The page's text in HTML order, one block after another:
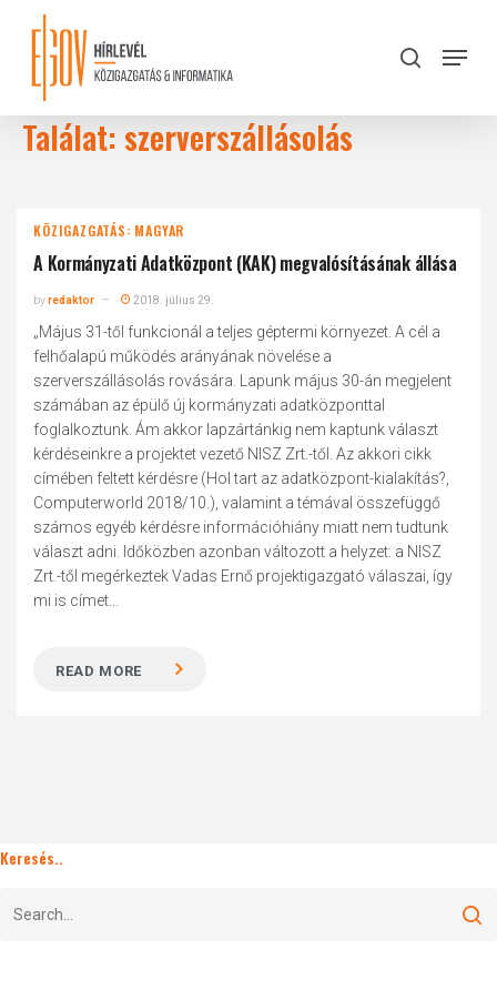
content
search
Menu
Találat: szerverszállásolás
KÖZIGAZGATÁS: MAGYAR
A Kormányzati Adatközpont (KAK) megvalósításának állása
byredaktor 2018. július 29.
„Május 31-től funkcionál a teljes géptermi környezet. A cél a
felhőalapú működés arányának növelése a
szerverszállásolás rovására. Lapunk május 30-án megjelent
számában az épülő új kormányzati adatközponttal
foglalkoztunk. Ám akkor lapzártánkig nem kaptunk választ
kérdéseinkre a projektet vezető NISZ Zrt.-től. Az akkori cikk
címében feltett kérdésre (Hol tart az adatközpont-kialakítás?,
Computerworld 2018/10.), valamint a témával összefüggő
számos egyéb kérdésre információhiány miatt nem tudtunk
választ adni. Időközben azonban változott a helyzet: a NISZ
Zrt.-től megérkeztek Vadas Ernő projektigazgató válaszai, így
mi is címet...
READ MORE
Keresés..
Close